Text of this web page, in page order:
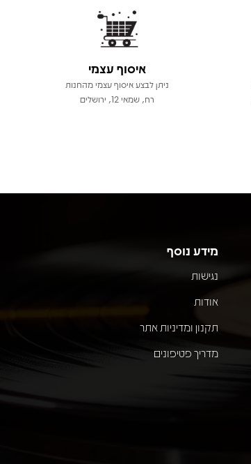
איסוף עצמי
ניתן לבצע איסוף עצמי מהחנות
רח, שמאי 12, ירושלים
מידע נוסף
נגישות
אודות
תקנון ומדיניות אתר
מדריך פטיפונים